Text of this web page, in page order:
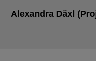
Alexandra Däxl